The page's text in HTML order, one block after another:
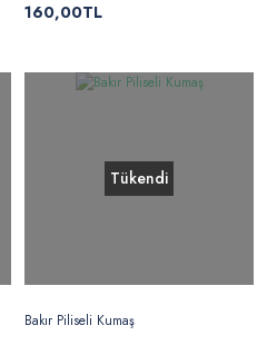
160,00TL
Tükendi
Bakır Piliseli Kumaş